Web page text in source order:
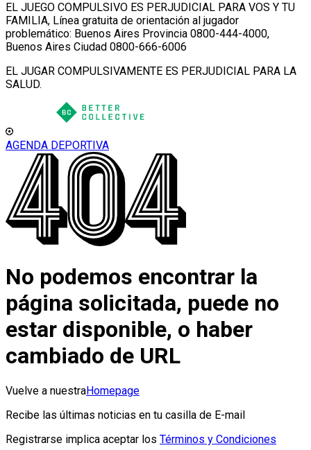
EL JUEGO COMPULSIVO ES PERJUDICIAL PARA VOS Y TU
FAMILIA, Línea gratuita de orientación al jugador
problemático: Buenos Aires Provincia 0800-444-4000,
Buenos Aires Ciudad 0800-666-6006
EL JUGAR COMPULSIVAMENTE ES PERJUDICIAL PARA LA
SALUD.
AGENDA DEPORTIVA
No podemos encontrar la
página solicitada, puede no
estar disponible, o haber
cambiado de URL
Vuelve a nuestraHomepage
Recibe las últimas noticias en tu casilla de E-mail
Registrarse implica aceptar los Términos y Condiciones